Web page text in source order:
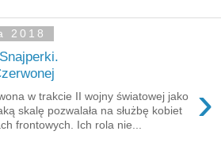
2018
›
w trakcie II wojny światowej jako
skalę pozwalała na służbę kobiet
frontowych. Ich rola nie...